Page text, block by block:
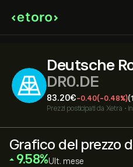
Deutsche
DR0.DE
83.20‎€‎-0.40(-0.48%)
Prezzi posticipati da Xetra •
Grafico del prezzo
‎9.58‎ Ult. mese